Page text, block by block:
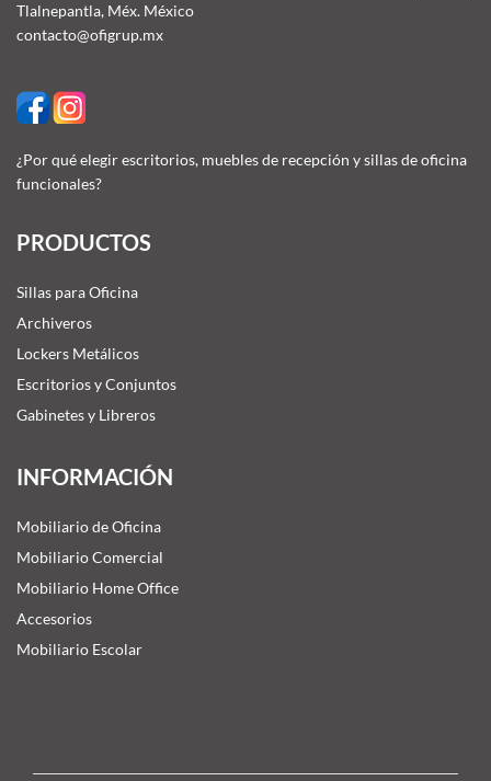
Tlalnepantla, Méx. México
contacto@ofigrup.mx
¿Por qué elegir escritorios, muebles de recepción y sillas de oficina
funcionales?
PRODUCTOS
Sillas para Oficina
Archiveros
Lockers Metálicos
Escritorios y Conjuntos
Gabinetes y Libreros
INFORMACIÓN
Mobiliario de Oficina
Mobiliario Comercial
Mobiliario Home Office
Accesorios
Mobiliario Escolar